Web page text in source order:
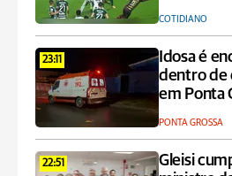
COTIDIANO
23:11
Idosa é
dentro de
em Ponta
PONTA GROSSA
22:51
Gleisi